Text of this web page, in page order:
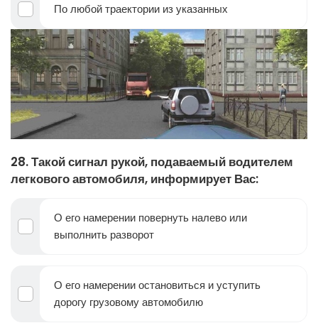
По любой траектории из указанных
28. Такой сигнал рукой, подаваемый водителем
легкового автомобиля, информирует Вас:
О его намерении повернуть налево или
выполнить разворот
О его намерении остановиться и уступить
дорогу грузовому автомобилю